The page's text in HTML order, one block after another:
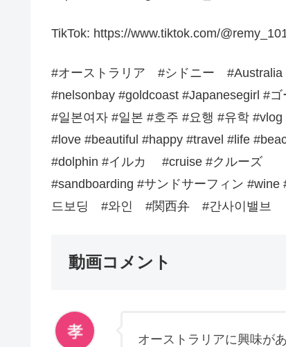
TikTok: https://www.tiktok.com/
#オーストラリア #シドニー #Australia
#nelsonbay #goldcoast #Japanesegirl
#일본여자 #일본 #호주 #요행 #유학
#love #beautiful #happy #travel #life
#dolphin #イルカ #cruise #クルーズ
#sandboarding #サンドサーフィン
드보딩 #와인 #関西弁 #간사이밸브
動画コメント
オーストラリアに興味が